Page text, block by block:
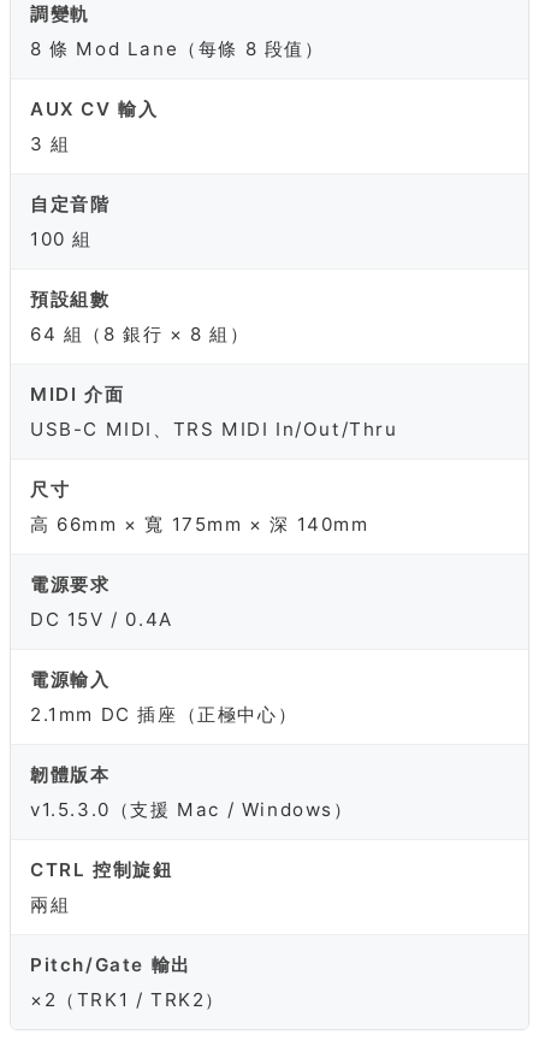
調變軌
8 條 Mod Lane（每條 8 段值）
AUX CV 輸入
3 組
自定音階
100 組
預設組數
64 組（8 銀行 × 8 組）
MIDI 介面
USB-C MIDI、TRS MIDI In/Out/Thru
尺寸
高 66mm × 寬 175mm × 深 140mm
電源要求
DC 15V / 0.4A
電源輸入
2.1mm DC 插座（正極中心）
韌體版本
v1.5.3.0（支援 Mac / Windows）
CTRL 控制旋鈕
兩組
Pitch/Gate 輸出
×2（TRK1 / TRK2）